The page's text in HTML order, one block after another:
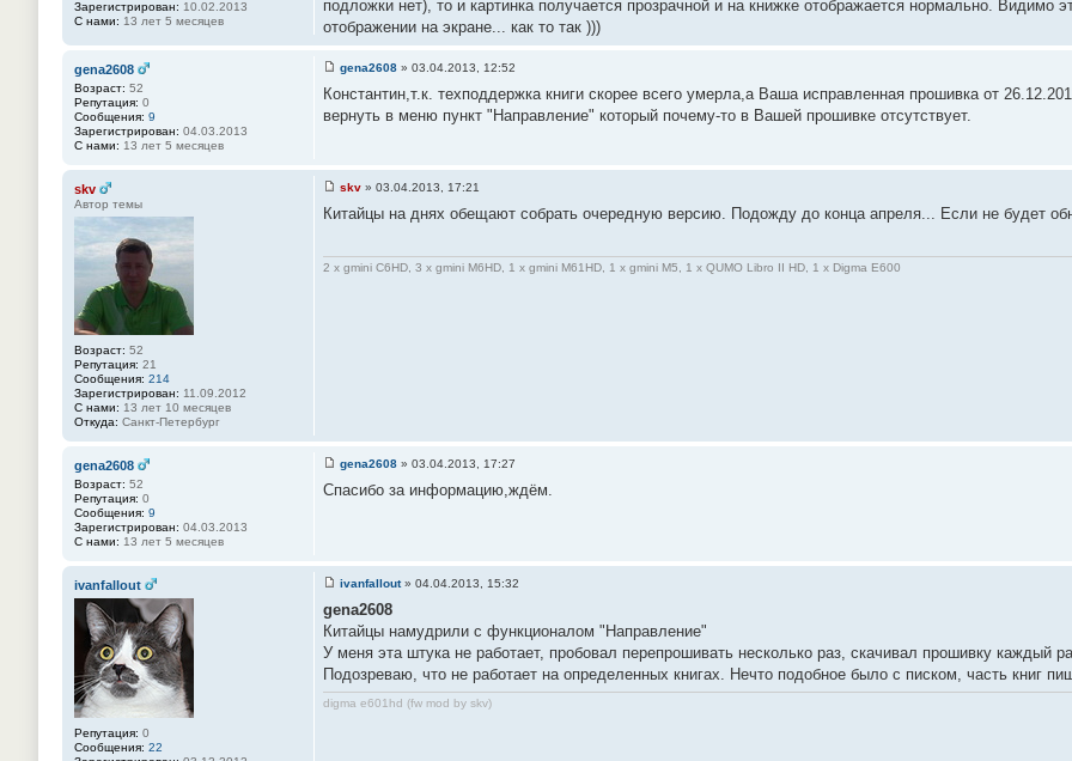
8
Зарегистрирован: 10.02.2013
С нами: 13 лет 5 месяцев
б
щ
и
#
2
9
подложки нет), то и картинка получается прозрачной и на книжке отображается нормально. Видимо
отображении на экране... как то так )))
gena2608
Возраст: 52
Репутация: 0
Сообщения: 9
Зарегистрирован: 04.03.2013
С нами: 13 лет 5 месяцев
о
б
е
#
3
gena2608 » 03.04.2013, 12:52
Константин,т.к. техподдержка книги скорее всего умерла,а Ваша исправленная прошивка от
вернуть в меню пункт "Направление" который почему-то в Вашей прошивке отсутствует.
skv
Автор темы
Возраст: 52
Репутация: 21
Сообщения: 214
Зарегистрирован: 11.09.2012
С нами: 13 лет 10 месяцев
Откуда: Санкт-Петербург
о
щ
е
skv » 03.04.2013, 17:21
Китайцы на днях обещают собрать очередную версию. Подожду до конца апреля... Если не будет
2 x gmini C6HD, 3 x gmini M6HD, 1 x gmini M61HD, 1 x gmini M5, 1 x QUMO Libro II HD, 1 x Digma E600
gena2608
Возраст: 52
Репутация: 0
Сообщения: 9
Зарегистрирован: 04.03.2013
С нами: 13 лет 5 месяцев
о
е
#
3
2
gena2608 » 03.04.2013, 17:27
Спасибо за информацию,ждём.
ivanfallout
Репутация: 0
Сообщения: 22
о
б
щ
н
и
е
ivanfallout» 04.04.2013, 15:32
gena2608
Китайцы намудрили с функционалом "Направление"
У меня эта штука не работает, пробовал перепрошивать несколько раз, скачивал прошивку каждый
Подозреваю, что не работает на определенных книгах. Нечто подобное было с писком, часть книг
digma e601hd (fw mod by skv)